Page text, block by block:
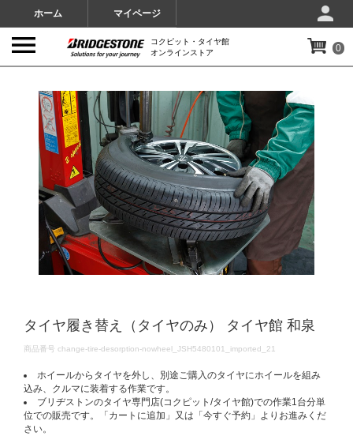
ホーム マイページ
コクピット・タイヤ館
オンラインストア
0
タイヤ履き替え（タイヤのみ） タイヤ館 和泉
DETAILS
商品番号 change-tire-desorption-nowheel_JSH5480101_imported_21
ホイールからタイヤを外し、別途ご購入のタイヤにホイールを組み
込み、クルマに装着する作業です。
ブリヂストンのタイヤ専門店(コクピット/タイヤ館)での作業1台分単
位での販売です。「カートに追加」又は「今すぐ予約」よりお進みくだ
さい。